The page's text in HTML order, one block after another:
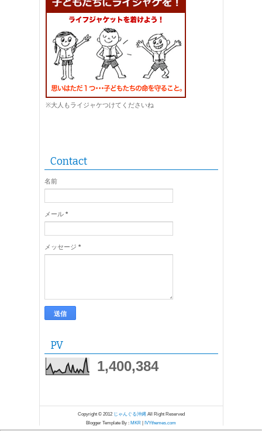
※大人もライジャケつけてくださいね
Contact
名前
メール *
メッセージ *
PV
1,400,384
Copyright © 2012 じゃんぐる沖縄All Right Reserved
Blogger Template By : MKR IVYthemes.com